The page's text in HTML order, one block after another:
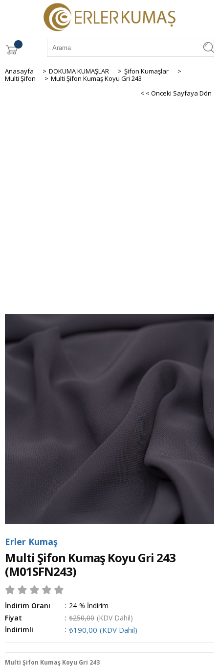
Anasayfa > DOKUMA KUMAŞLAR > Şifon Kumaşlar
>
Multi Şifon
> Multi Şifon Kumaş Koyu Gri 243
< < Önceki Sayfaya Dön
Erler Kumaş
Multi Şifon Kumaş Koyu Gri 243
(M01SFN243)
İndirim Oranı : %
24
İndirim
Fiyat
: ₺250,00 (KDV Dahil)
İndirimli
: ₺190,00 (KDV Dahil)
Multi Şifon Kumaş Koyu Gri 243